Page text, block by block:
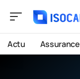
Actu Assurance